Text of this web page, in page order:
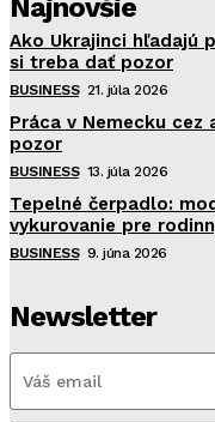
Najnovšie
Ako Ukrajinci hľadajú
si treba dať pozor
BUSINESS 21. júla 2026
Práca v Nemecku
pozor
BUSINESS 13. júla 2026
Tepelné čerpadlo:
vykurovanie pre
BUSINESS 9. júna 2026
Newsletter